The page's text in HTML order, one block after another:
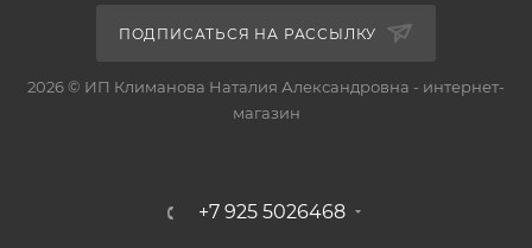
ПОДПИСАТЬСЯ НА РАССЫЛКУ
2026 © ИП Климанова Наталия Александровна - интернет-
магазин
+7 925 5026468